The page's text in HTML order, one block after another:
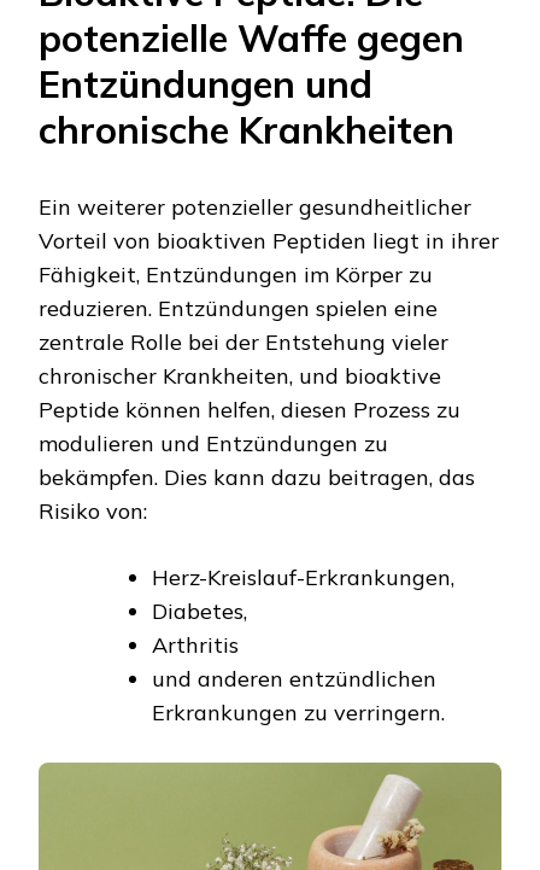
potenzielle Waffe gegen
Entzündungen und
chronische Krankheiten
Ein weiterer potenzieller gesundheitlicher
Vorteil von bioaktiven Peptiden liegt in ihrer
Fähigkeit, Entzündungen im Körper zu
reduzieren. Entzündungen spielen eine
zentrale Rolle bei der Entstehung vieler
chronischer Krankheiten, und bioaktive
Peptide können helfen, diesen Prozess zu
modulieren und Entzündungen zu
bekämpfen. Dies kann dazu beitragen, das
Risiko von:
Herz-Kreislauf-Erkrankungen,
Diabetes,
Arthritis
und anderen entzündlichen
Erkrankungen zu verringern.